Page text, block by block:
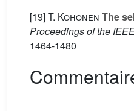
[19]T. Kohonen The
Proceedings of the
1464-1480